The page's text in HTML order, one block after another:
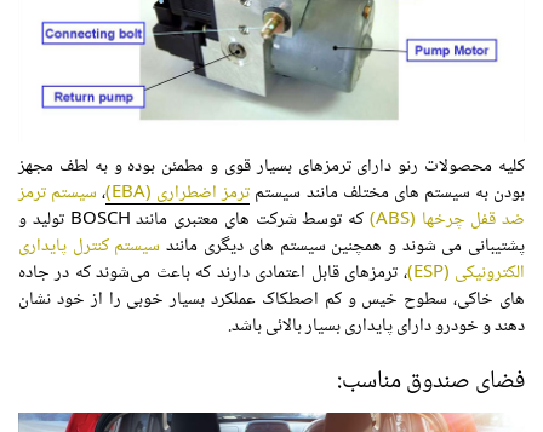
کلیه محصولات رنو دارای ترمزهای بسیار قوی و مطمئن بوده و به لطف مجهز
بودن به سیستم های مختلف مانند سیستمترمز اضطراری (EBA) ،سیستم ترمز
ضد قفل چرخها (ABS)
که توسط شرکت های معتبری مانند BOSCH تولید و
پشتیبانی می شوند و همچنین سیستم های دیگری مانند سیستم کنترل پایداری
الکترونیکی (ESP)
، ترمزهای قابل‌ اعتمادی دارند که باعث می‌شوند که در جاده
های خاکی، سطوح خیس و کم اصطکاک عملکرد بسیار خوبی را از خود نشان
دهند و خودرو دارای پایداری بسیار بالائی باشد.
فضای صندوق مناسب: